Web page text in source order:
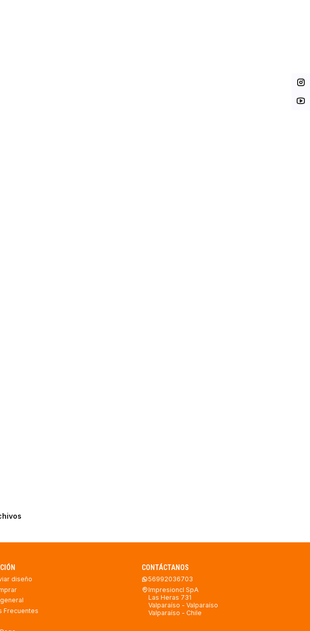
diseño
Frecuentes
CONTÁCTANOS
56992036703
Impresioncl SpA
Las Heras 731
Valparaíso - Valparaíso
Valparaíso - Chile